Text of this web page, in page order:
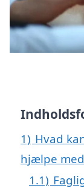
1) Hvad
hjælpe
1.1)